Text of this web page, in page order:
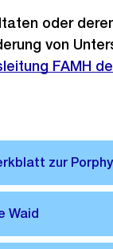
oder
von
FAMH